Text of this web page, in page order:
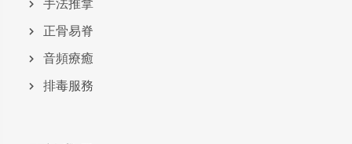
手法推拿
正骨易脊
⾳頻療癒
排毒服務